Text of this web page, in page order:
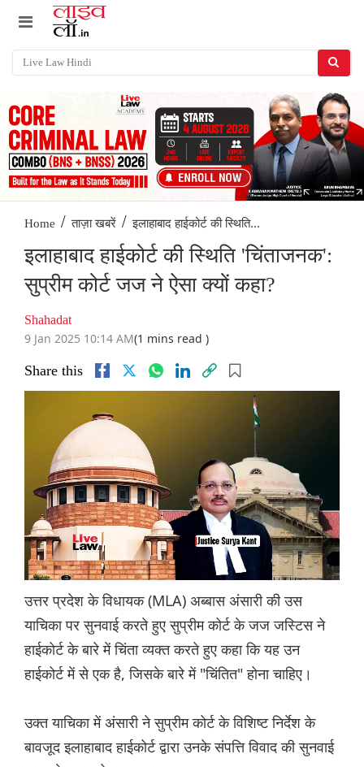
Home / ताज़ा खबरें / इलाहाबाद हाईकोर्ट की स्थिति...
इलाहाबाद हाईकोर्ट की स्थिति 'चिंताजनक':
सुप्रीम कोर्ट जज ने ऐसा क्यों कहा?
Shahadat
9 Jan 2025 10:14 AM(1 mins read )
Share this
उत्तर प्रदेश के विधायक (MLA) अब्बास अंसारी की उस
याचिका पर सुनवाई करते हुए सुप्रीम कोर्ट के जज जस्टिस ने
हाईकोर्ट के बारे में चिंता व्यक्त करते हुए कहा कि यह उन
हाईकोर्ट में से एक है, जिसके बारे में "चिंतित" होना चाहिए।
उक्त याचिका में अंसारी ने सुप्रीम कोर्ट के विशिष्ट निर्देश के
बावजूद इलाहाबाद हाईकोर्ट द्वारा उनके संपत्ति विवाद की सुनवाई